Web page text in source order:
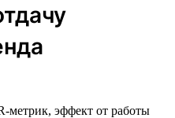
метрик, эффект от работы